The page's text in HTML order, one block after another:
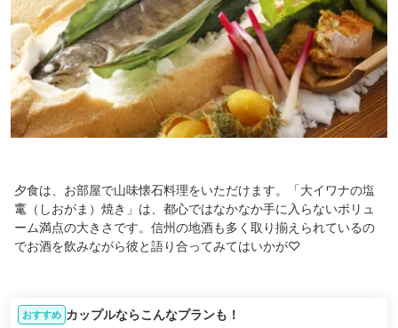
夕食は、お部屋で山味懐石料理をいただけます。「大イワナの塩
竃（しおがま）焼き」は、都心ではなかなか手に入らないボリュ
ーム満点の大きさです。信州の地酒も多く取り揃えられているの
でお酒を飲みながら彼と語り合ってみてはいかが♡
おすすめ カップルならこんなプランも！